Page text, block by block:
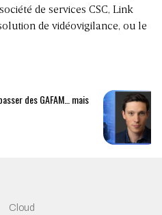
de services CSC, Link
de vidéovigilance, ou le
des GAFAM… mais
Cloud